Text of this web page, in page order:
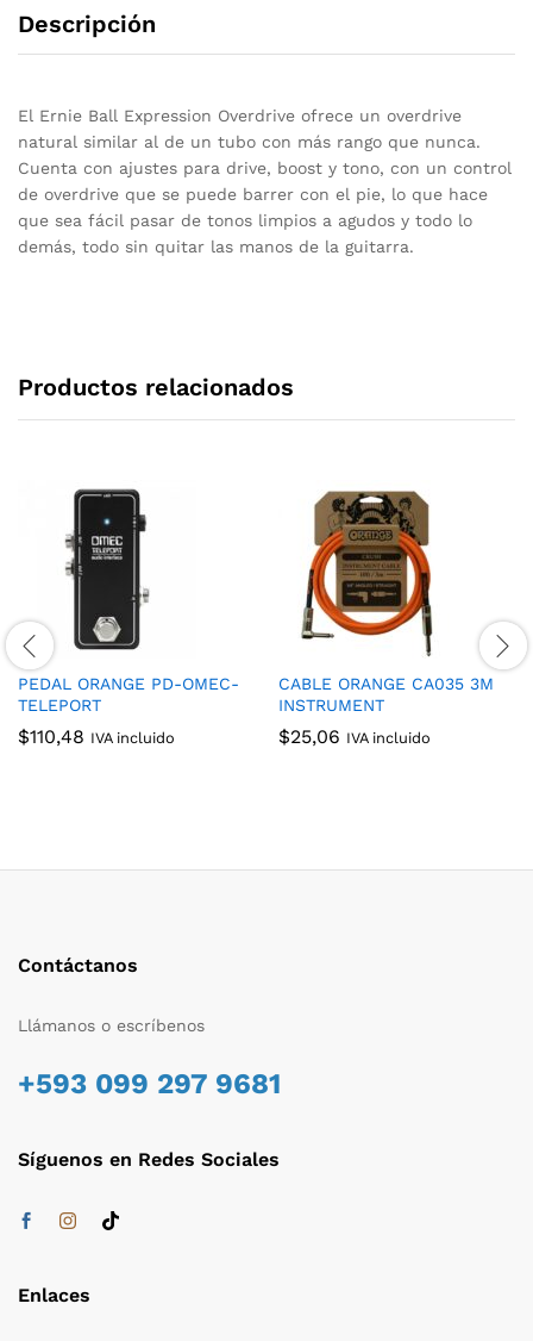
Descripción
El Ernie Ball Expression Overdrive ofrece un overdrive
natural similar al de un tubo con más rango que nunca.
Cuenta con ajustes para drive, boost y tono, con un control
de overdrive que se puede barrer con el pie, lo que hace
que sea fácil pasar de tonos limpios a agudos y todo lo
demás, todo sin quitar las manos de la guitarra.
Productos relacionados
PEDAL ORANGE PD-OMEC-
TELEPORT
$110,48 IVA incluido
CABLE ORANGE CA035 3M
INSTRUMENT
$25,06 IVA incluido
Contáctanos
Llámanos o escríbenos
+593 099 297 9681
Síguenos en Redes Sociales
Enlaces